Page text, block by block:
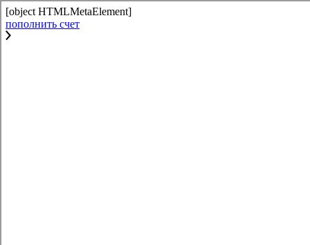
[object HTMLMetaElement]
пополнить счет